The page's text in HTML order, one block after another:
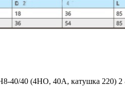
40/40 (4НО, 40А, катушка 220) 2